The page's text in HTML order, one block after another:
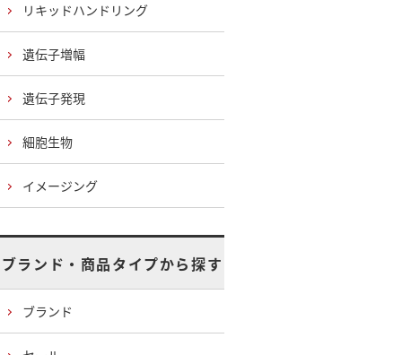
リキッドハンドリング
遺伝子増幅
遺伝子発現
細胞生物
イメージング
ブランド・商品タイプから探す
ブランド